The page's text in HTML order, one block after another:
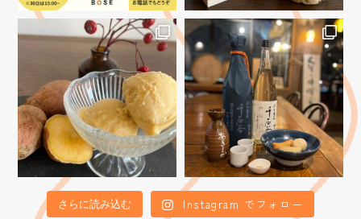
さらに読み込む Instagram でフォロー